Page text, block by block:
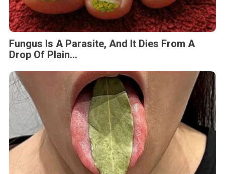
Fungus Is A Parasite, And It Dies From A
Drop Of Plain...